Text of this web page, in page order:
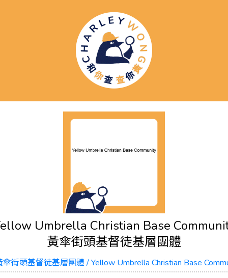
Umbrella Christian Base
黃傘街頭基督徒基層團體
街頭基督徒基層團體 / Yellow Umbrella Christian Base